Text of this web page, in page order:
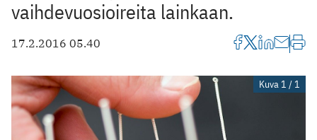
vaihdevuosioireita lainkaan.
17.2.2016 05.40
Kuva 1 / 1